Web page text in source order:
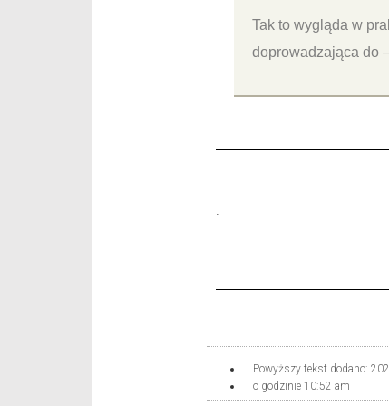
Tak to wygląda w
doprowadzająca do
Powyższy tekst dodano:
o godzinie 10:52 am